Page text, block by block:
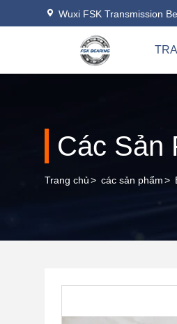
Wuxi FSK Transmission
Các Sản
Trang chủ> các sản phẩm>